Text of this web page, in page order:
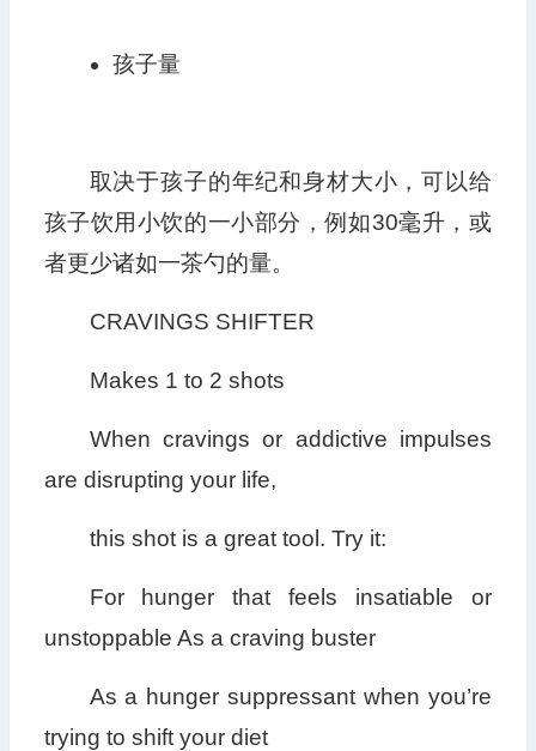
孩子量
取决于孩子的年纪和身材大小，可以给
孩子饮用小饮的一小部分，例如30毫升，或
者更少诸如一茶勺的量。
CRAVINGS SHIFTER
Makes 1 to 2 shots
When cravings or addictive impulses
are disrupting your life,
this shot is a great tool. Try it:
For hunger that feels insatiable or
unstoppable As a craving buster
As a hunger suppressant when you’re
trying to shift your diet